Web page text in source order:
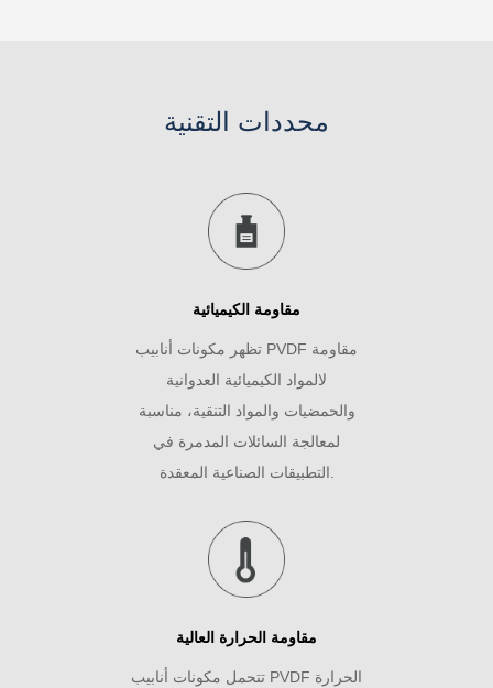
محددات التقنية
مقاومة الكيميائية
تظهر مكونات أنابيب PVDF مقاومة
لالمواد الكيميائية العدوانية
والحمضيات والمواد التنقية، مناسبة
لمعالجة السائلات المدمرة في
التطبيقات الصناعية المعقدة.
مقاومة الحرارة العالية
تتحمل مكونات أنابيب PVDF الحرارة